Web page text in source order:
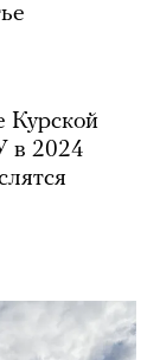
Курской
в 2024